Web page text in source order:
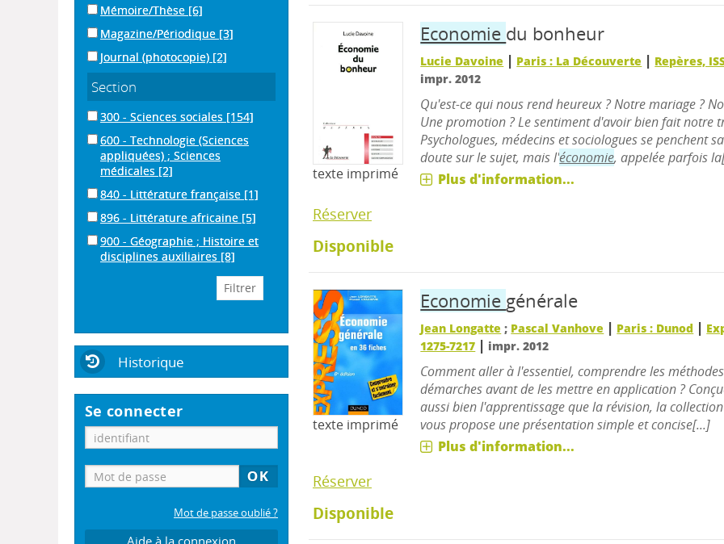
Mémoire/Thèse [6]
Magazine/Périodique [3]
Journal (photocopie) [2]
Section
300 - Sciences sociales [154]
600 - Technologie (Sciences
appliquées) ; Sciences
médicales [2]
840 - Littérature française [1]
896 - Littérature africaine [5]
900 - Géographie ; Histoire et
disciplines auxiliaires [8]
Historique
Se connecter
Mot de passe oublié ?
texte imprimé
Economie du bonheur
Lucie Davoine | Paris : La Découverte | Repères,
impr. 2012
Qu'est-ce qui nous rend heureux ? Notre mariage ?
Une promotion ? Le sentiment d'avoir bien fait notre
Psychologues, médecins et sociologues se penchent
doute sur le sujet, mais l'économie, appelée parfois
Plus d'information...
Réserver
Disponible
texte imprimé
Economie générale
Jean Longatte ; Pascal Vanhove | Paris : Dunod |
1275-7217 | impr. 2012
Comment aller à l'essentiel, comprendre les
démarches avant de les mettre en application ?
aussi bien l'apprentissage que la révision, la collection
vous propose une présentation simple et concise[...]
Plus d'information...
Réserver
Disponible